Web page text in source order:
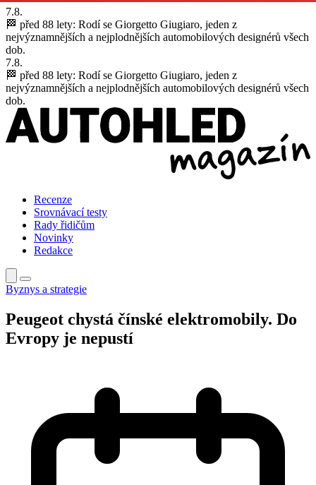
7.8.
🏁 před 88 lety: Rodí se Giorgetto Giugiaro, jeden z
nejvýznamnějších a nejplodnějších automobilových designérů všech
dob.
7.8.
🏁 před 88 lety: Rodí se Giorgetto Giugiaro, jeden z
nejvýznamnějších a nejplodnějších automobilových designérů všech
dob.
Recenze
Srovnávací testy
Rady řidičům
Novinky
Redakce
Byznys a strategie
Peugeot chystá čínské elektromobily. Do
Evropy je nepustí